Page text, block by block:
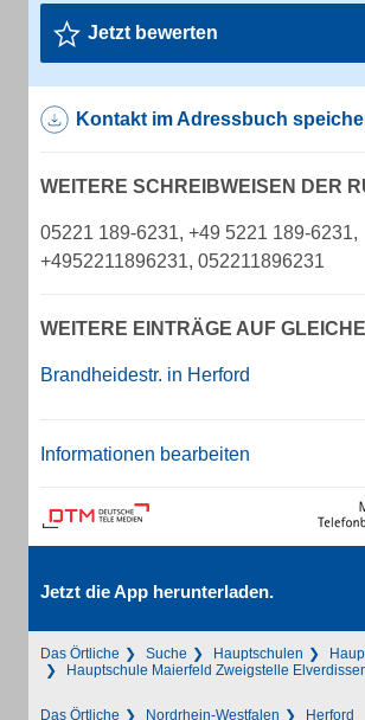
Jetzt bewerten
Kontakt im Adressbuch
WEITERE SCHREIBWEISEN DER
05221 189-6231, +49 5221 189-6231,
+4952211896231, 052211896231
WEITERE EINTRÄGE AUF
Brandheidestr. in Herford
Informationen bearbeiten
Jetzt die App herunterladen.
Das Örtliche Suche Hauptschulen
Hauptschule Maierfeld Zweigstelle
Das Örtliche Nordrhein-Westfalen Herford